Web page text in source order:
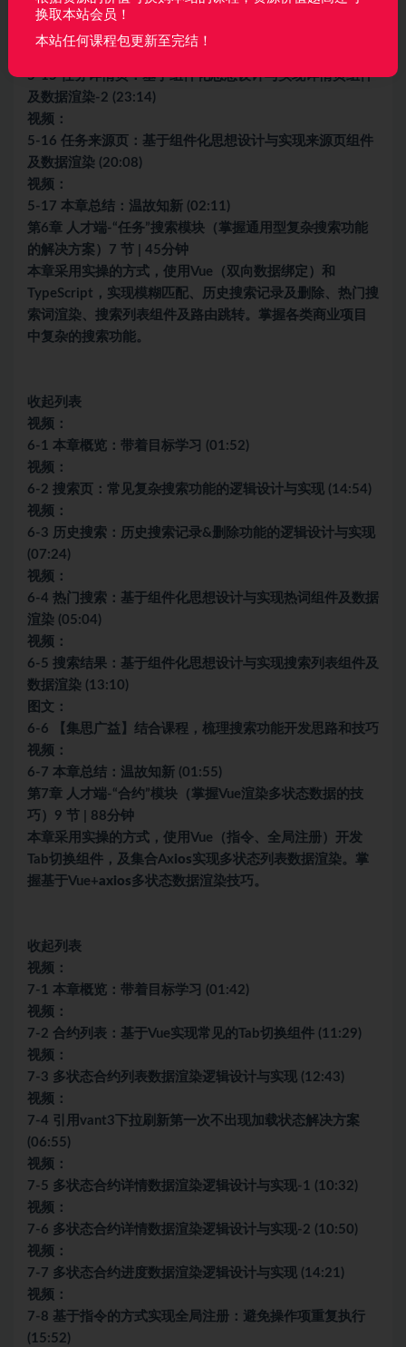
5-14 任务详情页：基于组件化思想设计与实现详情页组件
及数据渲染-1 (15:28)
5-15 任务详情页：基于组件化思想设计与实现详情页组件
及数据渲染-2 (23:14)
视频：
5-16 任务来源页：基于组件化思想设计与实现来源页组件
及数据渲染 (20:08)
视频：
5-17 本章总结：温故知新 (02:11)
第6章 人才端-“任务”搜索模块（掌握通用型复杂搜索功能
的解决方案）7 节 | 45分钟
本章采用实操的方式，使用Vue（双向数据绑定）和
TypeScript，实现模糊匹配、历史搜索记录及删除、热门搜
索词渲染、搜索列表组件及路由跳转。掌握各类商业项目
中复杂的搜索功能。
收起列表
视频：
6-1 本章概览：带着目标学习 (01:52)
视频：
6-2 搜索页：常见复杂搜索功能的逻辑设计与实现 (14:54)
视频：
6-3 历史搜索：历史搜索记录&删除功能的逻辑设计与实现
(07:24)
视频：
6-4 热门搜索：基于组件化思想设计与实现热词组件及数据
渲染 (05:04)
视频：
6-5 搜索结果：基于组件化思想设计与实现搜索列表组件及
数据渲染 (13:10)
图文：
6-6 【集思广益】结合课程，梳理搜索功能开发思路和技巧
视频：
6-7 本章总结：温故知新 (01:55)
第7章 人才端-“合约”模块（掌握Vue渲染多状态数据的技
巧）9 节 | 88分钟
本章采用实操的方式，使用Vue（指令、全局注册）开发
Tab切换组件，及集合Ax ios实现多状态列表数据渲染。掌
握基于Vue+axios多状态数据渲染技巧。
收起列表
视频：
7-1 本章概览：带着目标学习 (01:42)
视频：
7-2 合约列表：基于Vue实现常见的Tab切换组件 (11:29)
视频：
7-3 多状态合约列表数据渲染逻辑设计与实现 (12:43)
视频：
7-4 引用vant3下拉刷新第一次不出现加载状态解决方案
(06:55)
视频：
7-5 多状态合约详情数据渲染逻辑设计与实现-1 (10:32)
视频：
7-6 多状态合约详情数据渲染逻辑设计与实现-2 (10:50)
视频：
7-7 多状态合约进度数据渲染逻辑设计与实现 (14:21)
视频：
7-8 基于指令的方式实现全局注册：避免操作项重复执行
(15:52)
换取本站会员！
本站任何课程包更新至完结！